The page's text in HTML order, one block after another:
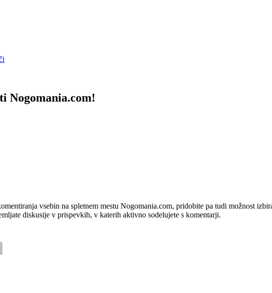
Nogomania.com!
vsebin na spletnem mestu Nogomania.com, pridobite pa tudi možnost
diskusije v prispevkih, v katerih aktivno sodelujete s komentarji.